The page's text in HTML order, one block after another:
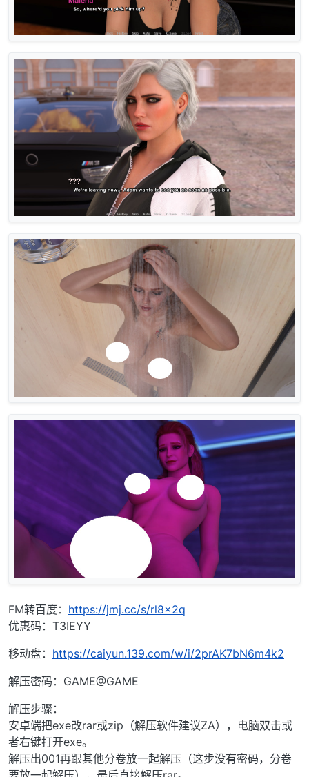
FM转百度： https://jmj.cc/s/rl8x2q
优惠码：T3IEYY
移动盘： https://caiyun.139.com/w/i/2prAK7bN6m4k2
解压密码：GAME@GAME
解压步骤：
安卓端把exe改rar或zip（解压软件建议ZA），电脑双击或
者右键打开exe。
解压出001再跟其他分卷放一起解压（这步没有密码，分卷